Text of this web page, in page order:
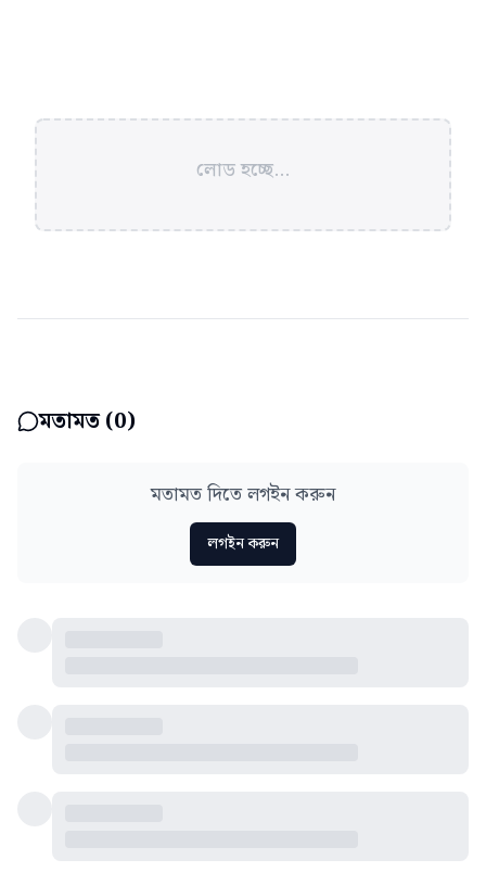
লোড হচ্ছে...
মতামত (0)
মতামত দিতে লগইন করুন
লগইন করুন